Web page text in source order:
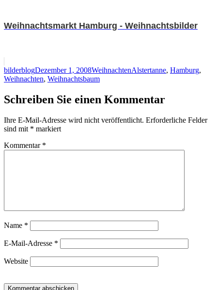
Weihnachtsmarkt Hamburg - Weihnachtsbilder
Autor
bilderblogVeröffentlicht
am
Dezember 1, 2008Kategorien
WeihnachtenSchlagwörter
Alstertanne, Hamburg,
Weihnachten, Weihnachtsbaum
Schreiben Sie einen Kommentar
Ihre E-Mail-Adresse wird nicht veröffentlicht. Erforderliche Felder
sind mit * markiert
Kommentar *
Name *
E-Mail-Adresse *
Website